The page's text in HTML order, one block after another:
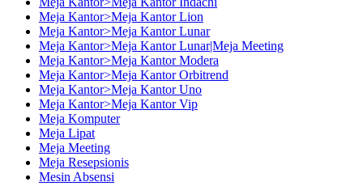
Meja Kantor>Meja Kantor Lion
Meja Kantor>Meja Kantor Lunar
Meja Kantor>Meja Kantor Lunar|Meja Meeting
Meja Kantor>Meja Kantor Modera
Meja Kantor>Meja Kantor Orbitrend
Meja Kantor>Meja Kantor Uno
Meja Kantor>Meja Kantor Vip
Meja Komputer
Meja Lipat
Meja Meeting
Meja Resepsionis
Mesin Absensi